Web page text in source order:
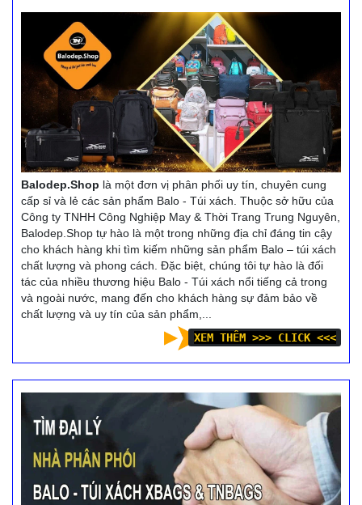
Balodep.Shop là một đơn vị phân phối uy tín, chuyên cung
cấp sỉ và lẻ các sản phẩm Balo - Túi xách. Thuộc sở hữu của
Công ty TNHH Công Nghiệp May & Thời Trang Trung Nguyên,
Balodep.Shop tự hào là một trong những địa chỉ đáng tin cậy
cho khách hàng khi tìm kiếm những sản phẩm Balo – túi xách
chất lượng và phong cách. Đặc biệt, chúng tôi tự hào là đối
tác của nhiều thương hiệu Balo - Túi xách nổi tiếng cả trong
và ngoài nước, mang đến cho khách hàng sự đảm bảo về
chất lượng và uy tín của sản phẩm,...
XEM THÊM >>> CLICK <<<